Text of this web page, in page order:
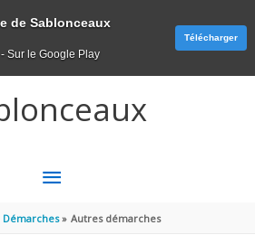
MENU
PRINCIPAL
Démarches Autres démarches
de Sablonceaux
Sur le Google Play
Télécharger